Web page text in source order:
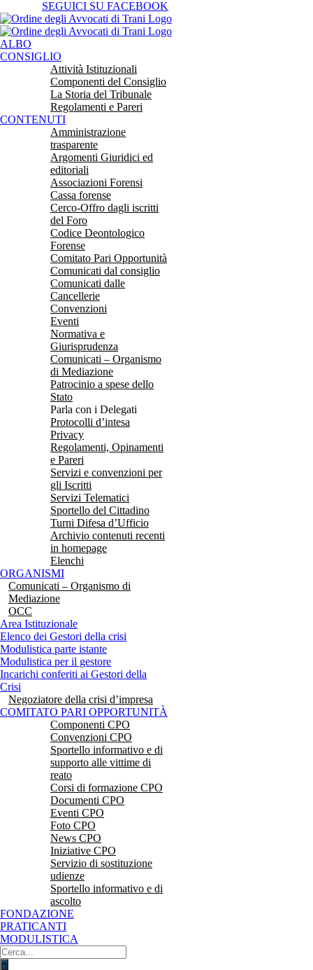
al
contenuto
SEGUICI SU FACEBOOK
ALBO
CONSIGLIO
Attività Istituzionali
Componenti del Consiglio
La Storia del Tribunale
Regolamenti e Pareri
CONTENUTI
Amministrazione
trasparente
Argomenti Giuridici ed
editoriali
Associazioni Forensi
Cassa forense
Cerco-Offro dagli iscritti
del Foro
Codice Deontologico
Forense
Comitato Pari Opportunità
Comunicati dal consiglio
Comunicati dalle
Cancellerie
Convenzioni
Eventi
Normativa e
Giurisprudenza
Comunicati – Organismo
di Mediazione
Patrocinio a spese dello
Stato
Parla con i Delegati
Protocolli d’intesa
Privacy
Regolamenti, Opinamenti
e Pareri
Servizi e convenzioni per
gli Iscritti
Servizi Telematici
Sportello del Cittadino
Turni Difesa d’Ufficio
Archivio contenuti recenti
in homepage
Elenchi
ORGANISMI
Comunicati – Organismo di
Mediazione
OCC
Area Istituzionale
Elenco dei Gestori della crisi
Modulistica parte istante
Modulistica per il gestore
Incarichi conferiti ai Gestori della
Crisi
Negoziatore della crisi d’impresa
COMITATO PARI OPPORTUNITÀ
Componenti CPO
Convenzioni CPO
Sportello informativo e di
supporto alle vittime di
reato
Corsi di formazione CPO
Documenti CPO
Eventi CPO
Foto CPO
News CPO
Iniziative CPO
Servizio di sostituzione
udienze
Sportello informativo e di
ascolto
FONDAZIONE
PRATICANTI
MODULISTICA
Cerca
per: